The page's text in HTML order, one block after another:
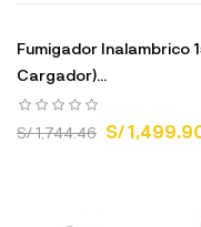
Fumigador Inalambrico
Cargador)...
S/ 1,744.46 S/